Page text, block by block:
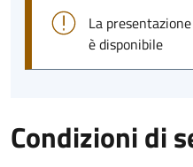
La
è disponibile
Condizioni di